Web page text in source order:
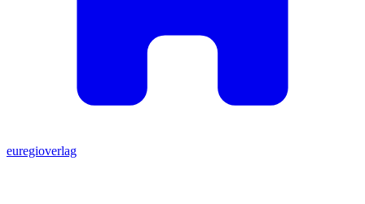
euregioverlag